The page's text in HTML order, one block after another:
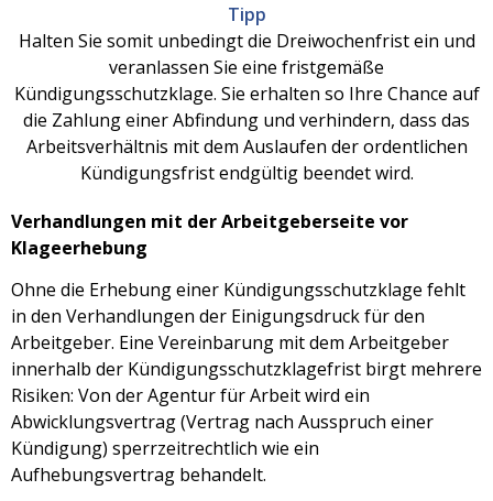
Tipp
Halten Sie somit unbedingt die Dreiwochenfrist ein und
veranlassen Sie eine fristgemäße
Kündigungsschutzklage. Sie erhalten so Ihre Chance auf
die Zahlung einer Abfindung und verhindern, dass das
Arbeitsverhältnis mit dem Auslaufen der ordentlichen
Kündigungsfrist endgültig beendet wird.
Verhandlungen mit der Arbeitgeberseite vor
Klageerhebung
Ohne die Erhebung einer Kündigungsschutzklage fehlt
in den Verhandlungen der Einigungsdruck für den
Arbeitgeber. Eine Vereinbarung mit dem Arbeitgeber
innerhalb der Kündigungsschutzklagefrist birgt mehrere
Risiken: Von der Agentur für Arbeit wird ein
Abwicklungsvertrag (Vertrag nach Ausspruch einer
Kündigung) sperrzeitrechtlich wie ein
Aufhebungsvertrag behandelt.